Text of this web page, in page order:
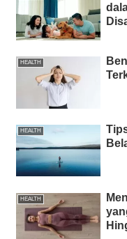
HEALTH
HEALTH
HEALTH